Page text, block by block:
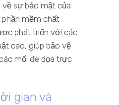
sự bảo mật của
mềm chất
phát triển với các
cao, giúp bảo vệ
mối đe dọa trực
gian và